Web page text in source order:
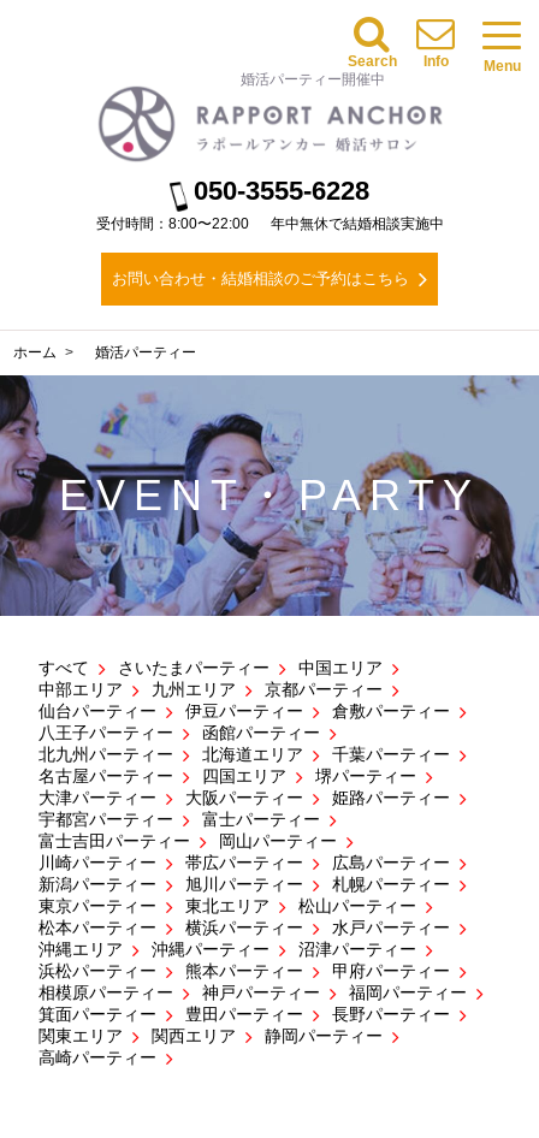
婚活パーティー開催中
050-3555-6228
受付時間：8:00〜22:00 年中無休で結婚相談実施中
お問い合わせ・結婚相談のご予約はこちら
Menu
Info
Search
ホーム 婚活パーティー
EVENT・PARTY
すべて さいたまパーティー
中国エリア
中部エリア
九州エリア
京都パーティー
仙台パーティー
伊豆パーティー
倉敷パーティー
八王子パーティー
函館パーティー
北九州パーティー
北海道エリア
千葉パーティー
名古屋パーティー
四国エリア
堺パーティー
大津パーティー
大阪パーティー
姫路パーティー
宇都宮パーティー
富士パーティー
富士吉田パーティー
岡山パーティー
川崎パーティー
帯広パーティー
広島パーティー
新潟パーティー
旭川パーティー
札幌パーティー
東京パーティー
東北エリア
松山パーティー
松本パーティー
横浜パーティー
水戸パーティー
沖縄エリア
沖縄パーティー
沼津パーティー
浜松パーティー
熊本パーティー
甲府パーティー
相模原パーティー
神戸パーティー
福岡パーティー
箕面パーティー
豊田パーティー
長野パーティー
関東エリア
関西エリア
静岡パーティー
高崎パーティー